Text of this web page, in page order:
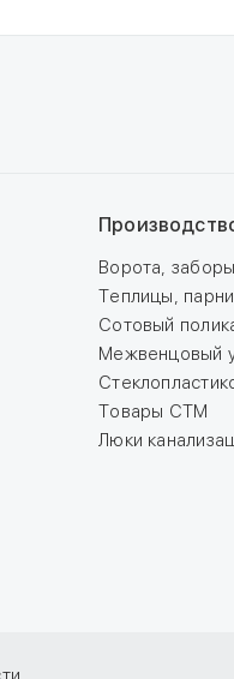
Ворота,
Теплицы,
Сотовый
Межвенцовый
Товары СТМ
Люки